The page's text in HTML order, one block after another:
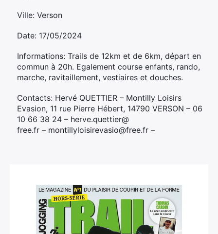
Ville: Verson
Date: 17/05/2024
Informations: Trails de 12km et de 6km, départ en
commun à 20h. Egalement course enfants, rando,
marche, ravitaillement, vestiaires et douches.
Contacts: Hervé QUETTIER – Montilly Loisirs
Evasion, 11 rue Pierre Hébert, 14790 VERSON – 06
10 66 38 24 – herve.quettier@
free.fr – montillyloisirevasio@free.fr –